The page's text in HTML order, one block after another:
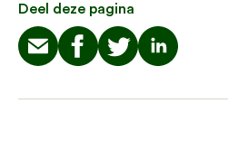
Deel deze pagina